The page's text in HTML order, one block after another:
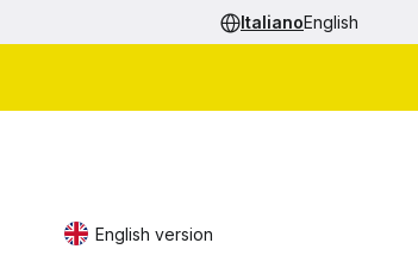
ItalianoEnglish
English version